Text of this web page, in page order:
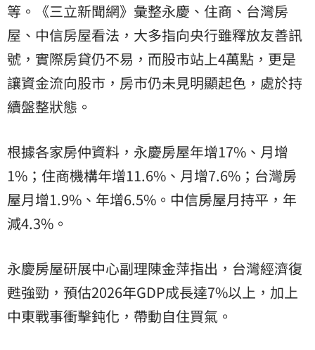
等。《三立新聞網》彙整永慶、住商、台灣房
屋、中信房屋看法，大多指向央行雖釋放友善訊
號，實際房貸仍不易，而股市站上4萬點，更是
讓資金流向股市，房市仍未見明顯起色，處於持
續盤整狀態。
根據各家房仲資料，永慶房屋年增17%、月增
1%；住商機構年增11.6%、月增7.6%；台灣房
屋月增1.9%、年增6.5%。中信房屋月持平，年
減4.3%。
永慶房屋研展中心副理陳金萍指出，台灣經濟復
甦強勁，預估2026年GDP成長達7%以上，加上
中東戰事衝擊鈍化，帶動自住買氣。